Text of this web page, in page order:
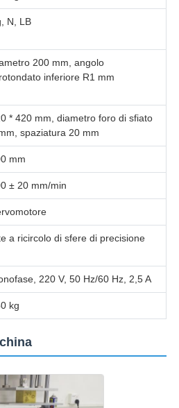
N, LB
200 mm, angolo
inferiore R1 mm
* 420 mm, diametro foro di sfiato
spaziatura 20 mm
mm
± 20 mm/min
a ricircolo di sfere di precisione
220 V, 50 Hz/60 Hz, 2,5 A
kg